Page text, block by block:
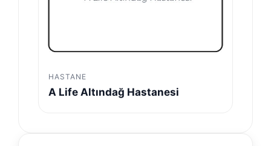
HASTANE
A Life Altındağ Hastanesi